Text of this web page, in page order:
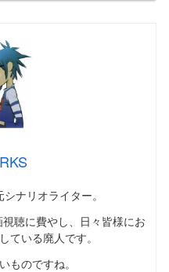
ナリオライター。
聴に費やし、日々皆様にお
ている廃人です。
ものですね。